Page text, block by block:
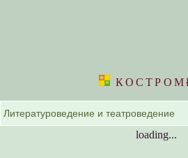
КОСТРОМ
loading...